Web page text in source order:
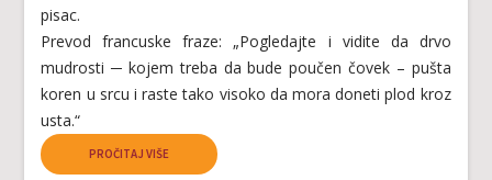
pisac.
Prevod francuske fraze: „Pogledajte i vidite da drvo
mudrosti ─ kojem treba da bude poučen čovek – pušta
koren u srcu i raste tako visoko da mora doneti plod kroz
usta.“
PROČITAJ VIŠE